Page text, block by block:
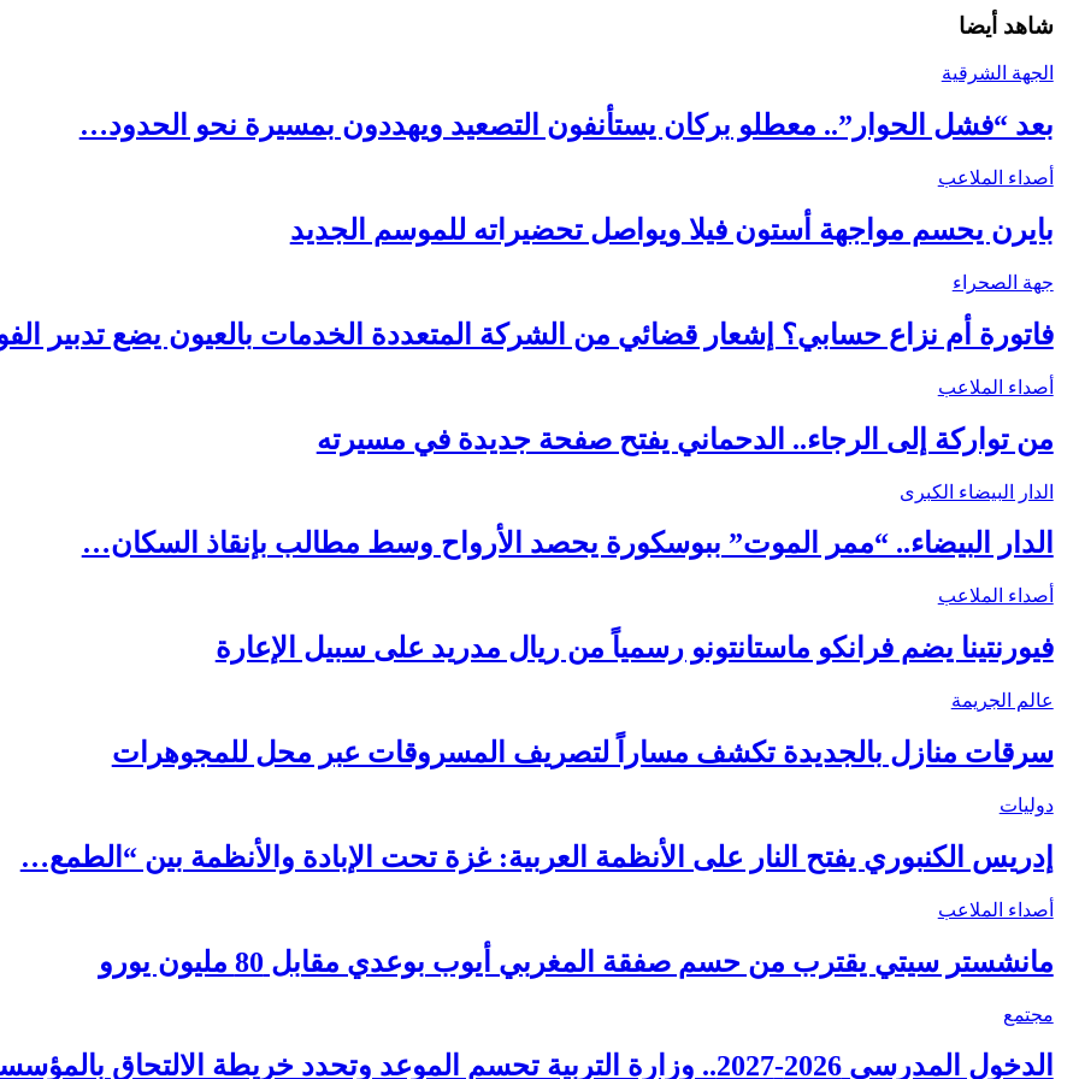
شاهد أيضا
الجهة الشرقية
بعد “فشل الحوار”.. معطلو بركان يستأنفون التصعيد ويهددون بمسيرة نحو الحدود…
أصداء الملاعب
بايرن يحسم مواجهة أستون فيلا ويواصل تحضيراته للموسم الجديد
جهة الصحراء
فاتورة أم نزاع حسابي؟ إشعار قضائي من الشركة المتعددة الخدمات بالعيون يضع تدبير
أصداء الملاعب
من تواركة إلى الرجاء.. الدحماني يفتح صفحة جديدة في مسيرته
الدار البيضاء الكبرى
الدار البيضاء.. “ممر الموت” ببوسكورة يحصد الأرواح وسط مطالب بإنقاذ السكان…
أصداء الملاعب
فيورنتينا يضم فرانكو ماستانتونو رسمياً من ريال مدريد على سبيل الإعارة
عالم الجريمة
سرقات منازل بالجديدة تكشف مساراً لتصريف المسروقات عبر محل للمجوهرات
دوليات
إدريس الكنبوري يفتح النار على الأنظمة العربية: غزة تحت الإبادة والأنظمة بين “الطمع…
أصداء الملاعب
مانشستر سيتي يقترب من حسم صفقة المغربي أيوب بوعدي مقابل 80 مليون يورو
مجتمع
الدخول المدرسي 2026-2027.. وزارة التربية تحسم الموعد وتحدد خريطة الالتحاق بالمؤسسات